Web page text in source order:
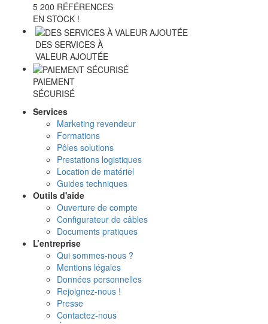
5 200 RÉFÉRENCES
EN STOCK !
DES SERVICES À
VALEUR AJOUTÉE
PAIEMENT
SÉCURISÉ
Services
Marketing revendeur
Formations
Pôles solutions
Prestations logistiques
Location de matériel
Guides techniques
Outils d'aide
Ouverture de compte
Configurateur de câbles
Documents pratiques
L’entreprise
Qui sommes-nous ?
Mentions légales
Données personnelles
Rejoignez-nous !
Presse
Contactez-nous